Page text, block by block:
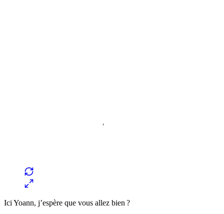
Ici Yoann, j’espère que vous allez bien ?